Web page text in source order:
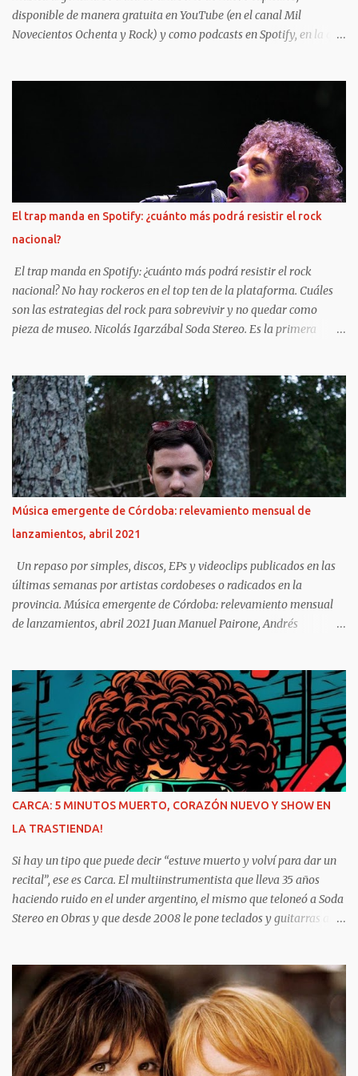
disponible de manera gratuita en YouTube (en el canal Mil
Novecientos Ochenta y Rock) y como podcasts en Spotify, en la que
intenta contar con precisión y analizar la rica historia del rock
argentino en los años `80, un ciclo audiovisual opta por traer de
vuelta el espíritu que dominaba la época, a partir de
descontracturadas charlas plagadas de anécdotas con testigos
privilegiados de esa escena. "1980 y Rock" es el nombre de esta
serie de nueve capítulos de alrededor de 45 minutos cada uno,
disponible de manera gratuita en YouTube (en el canal Mil
Novecientos Ochenta y Rock) y en formato de podcast en Spotify...
El trap manda en Spotify: ¿cuánto más podrá resistir el rock
nacional?
El trap manda en Spotify: ¿cuánto más podrá resistir el rock
nacional? No hay rockeros en el top ten de la plataforma. Cuáles
son las estrategias del rock para sobrevivir y no quedar como
pieza de museo. Nicolás Igarzábal Soda Stereo. Es la primera
resistir-rock-nacional-_0_eQVu9ppQoO.html Bizarrap (Ramos
Mejía, 1998) es el músico argentino del momento. Tiene éxito en
todo el mundo gracias a hits con ritmo de hip hop que compone
para estrellas de la música hispana, desde Residente y J Balvin
hasta Nathy Peluso y Nicki Nicole. Pero este año logró algo que
espantaría a cualquier rockero argentino: salir en la tapa de la
revista sobre finanzas más famosa, Forbes, como una de las
mentes más brillantes de los negocios. ¿Se imaginan al Indio
Solari, Fito Páez o Andrés Calamaro como cara de una publicación
para empresarios? No hay chance. El productor de ...
Música emergente de Córdoba: relevamiento mensual de
lanzamientos, abril 2021
Un repaso por simples, discos, EPs y videoclips publicados en las
últimas semanas por artistas cordobeses o radicados en la
provincia. Música emergente de Córdoba: relevamiento mensual
de lanzamientos, abril 2021 Juan Manuel Pairone, Andrés
abril-2021/ E l cierre de abril trae consigo una nueva oportunidad
para repasar buena parte de lo publicado en materia de novedades
musicales del universo emergente provincial. Con lanzamientos
para todos los gustos, varios estilos y diferentes generaciones de
artistas se cruzan en una lista que da cuenta de la diversidad y el
volumen de producción local. Como cada mes, el repaso habitual
empieza con algunos títulos que quedaron al margen de lo
relevado el período anterior: El 10 de marzo, el rapero y freestyler
Narva publicó Sin sentido , canción compartida junto a Ruso.
Desde barrio Matienzo, en Córdoba capi...
CARCA: 5 MINUTOS MUERTO, CORAZÓN NUEVO Y SHOW EN
LA TRASTIENDA!
Si hay un tipo que puede decir “estuve muerto y volví para dar un
recital”, ese es Carca. El multiinstrumentista que lleva 35 años
haciendo ruido en el under argentino, el mismo que teloneó a Soda
Stereo en Obras y que desde 2008 le pone teclados y guitarras al
Marfan avanzado y el corazón en las últimas. 10 días antes de
Navidad: para 5 minutos. Lo reviven. Sube al puesto 1 de la lista de
trasplante. 11 de diciembre: le ponen un corazón nuevo. 10 meses
internado: graba Exultante, su disco 100% hospitalario con tablet,
guitarra y susurros a las 2 AM. Octubre 2025: sale el álbum. HOY,
6/11, 21 hs: La Trastienda. Su primer show SOLISTA en DOS AÑOS.